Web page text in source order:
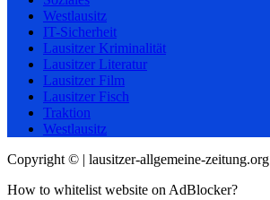
Westlausitz
IT-Sicherheit
Lausitzer Kriminalität
Lausitzer Literatur
Lausitzer Film
Lausitzer Fisch
Traktion
Westlausitz
Copyright © | lausitzer-allgemeine-zeitung.org
How to whitelist website on AdBlocker?